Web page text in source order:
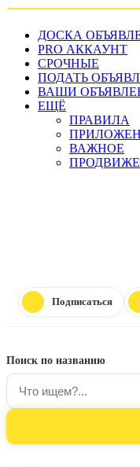
ДОСКА
PRO АККАУНТ
СРОЧНЫЕ
ПОДАТЬ
ВАШИ
ЕЩЁ
ПРАВИЛА
ВАЖНОЕ
Подписаться
Поиск по названию